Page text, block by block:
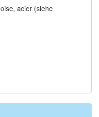
acier (siehe